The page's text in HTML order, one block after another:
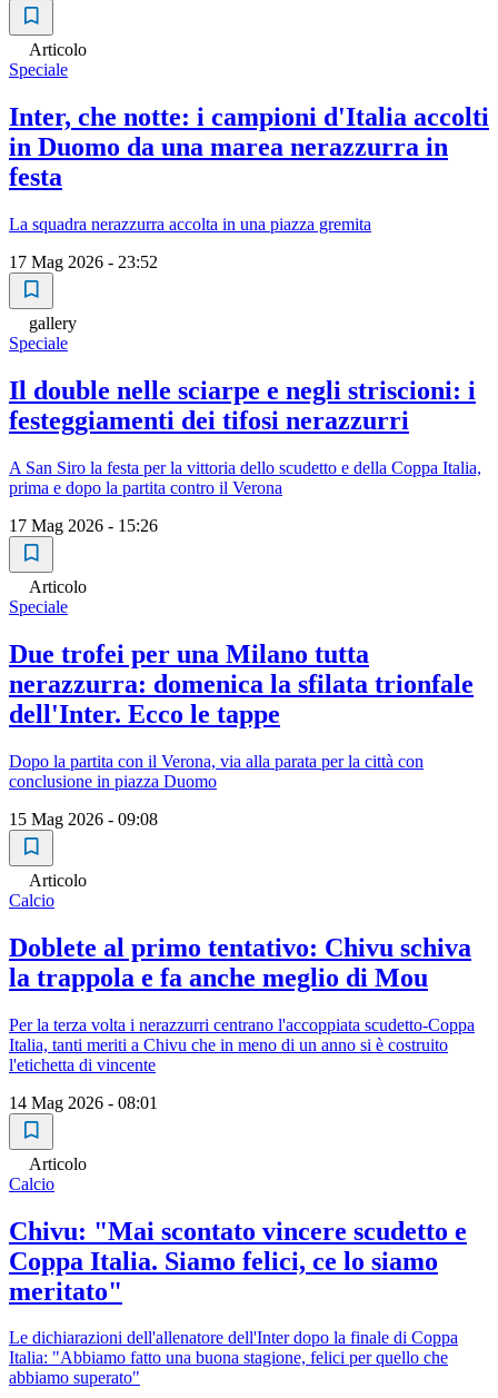
Articolo
Speciale
Inter, che notte: i campioni d'Italia accolti
in Duomo da una marea nerazzurra in
festa
La squadra nerazzurra accolta in una piazza gremita
17 Mag 2026 - 23:52
gallery
Speciale
Il double nelle sciarpe e negli striscioni: i
festeggiamenti dei tifosi nerazzurri
A San Siro la festa per la vittoria dello scudetto e della Coppa Italia,
prima e dopo la partita contro il Verona
17 Mag 2026 - 15:26
Articolo
Speciale
Due trofei per una Milano tutta
nerazzurra: domenica la sfilata trionfale
dell'Inter. Ecco le tappe
Dopo la partita con il Verona, via alla parata per la città con
conclusione in piazza Duomo
15 Mag 2026 - 09:08
Articolo
Calcio
Doblete al primo tentativo: Chivu schiva
la trappola e fa anche meglio di Mou
Per la terza volta i nerazzurri centrano l'accoppiata scudetto-Coppa
Italia, tanti meriti a Chivu che in meno di un anno si è costruito
l'etichetta di vincente
14 Mag 2026 - 08:01
Articolo
Calcio
Chivu: "Mai scontato vincere scudetto e
Coppa Italia. Siamo felici, ce lo siamo
meritato"
Le dichiarazioni dell'allenatore dell'Inter dopo la finale di Coppa
Italia: "Abbiamo fatto una buona stagione, felici per quello che
abbiamo superato"